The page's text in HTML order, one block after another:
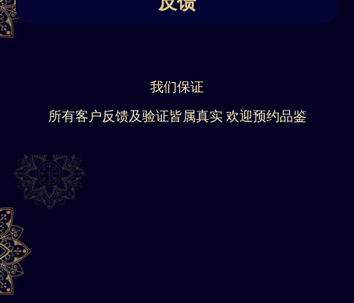
我们保证
所有客户反馈及验证皆属真实 欢迎预约品鉴